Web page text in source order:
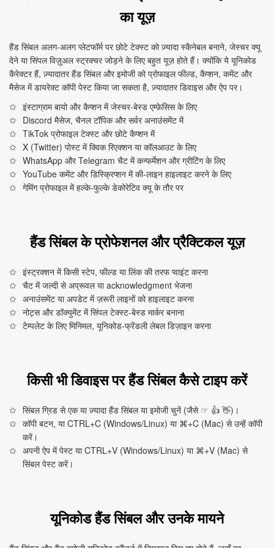
का यूज़
हैंड सिंबल अलग‑अलग प्लेटफॉर्म पर छोटे टेक्स्ट को ज़्यादा स्कैनेबल बनाने, जेस्चर क्यू
देने या सिंपल विज़ुअल स्ट्रक्चर जोड़ने के लिए बहुत यूज़ होते हैं। क्योंकि ये यूनिकोड
कैरेक्टर हैं, ज़्यादातर हैंड सिंबल और इमोजी को प्रोफाइल फील्ड, कैप्शन, कमेंट और
मैसेज में डायरेक्ट कॉपी पेस्ट किया जा सकता है, ज़्यादातर डिवाइस और ऐप पर।
इंस्टाग्राम बायो और कैप्शन में जेस्चर‑बेस्ड एम्फ़ेसिस के लिए
Discord मैसेज, चैनल टॉपिक और सर्वर अनाउंसमेंट में
TikTok प्रोफाइल टेक्स्ट और छोटे कैप्शन में
X (Twitter) पोस्ट में क्विक रिएक्शन या कॉलआउट के लिए
WhatsApp और Telegram चैट में कन्फर्मेशन और ग्रीटिंग के लिए
YouTube कमेंट और डिस्क्रिप्शन में की‑लाइन हाइलाइट करने के लिए
गेमिंग प्रोफाइल में हल्के‑फुल्के डेकोरेटिव क्यू के तौर पर
हैंड सिंबल के प्रोफेशनल और प्रैक्टिकल यूज़
इंस्ट्रक्शन में किसी स्टेप, फील्ड या लिंक की तरफ प्वाइंट करना
चैट में जल्दी से अप्रूवल या acknowledgment भेजना
अनाउंसमेंट या अपडेट में ज़रूरी लाइनों को हाइलाइट करना
नोट्स और डॉक्युमेंट में सिंपल टेक्स्ट‑बेस्ड मार्कर बनाना
टेम्पलेट के लिए मिनिमल, यूनिकोड‑फ्रेंडली लेबल डिज़ाइन करना
किसी भी डिवाइस पर हैंड सिंबल कैसे टाइप करें
सिंबल ग्रिड से एक या ज़्यादा हैंड सिंबल या इमोजी चुनें (जैसे ☞ 👍 👋)।
कॉपी बटन, या CTRL+C (Windows/Linux) या ⌘+C (Mac) से उन्हें कॉपी
करें।
अपनी ऐप में पेस्ट या CTRL+V (Windows/Linux) या ⌘+V (Mac) से
सिंबल पेस्ट करें।
यूनिकोड हैंड सिंबल और उनके मायने